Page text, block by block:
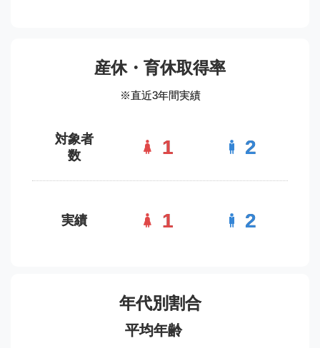
産休・育休取得率
※直近3年間実績
対象者
数
1 2
実績 1 2
年代別割合
平均年齢